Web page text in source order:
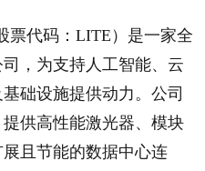
代码：LITE）是一家全
，为支持人工智能、云
础设施提供动力。公司
供高性能激光器、模块
且节能的数据中心连